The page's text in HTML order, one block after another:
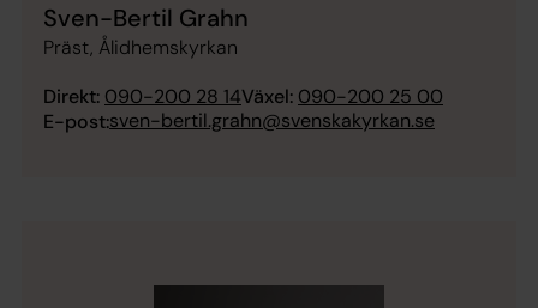
Sven-Bertil Grahn
Präst, Ålidhemskyrkan
Direkt: 090-200 28 14Växel: 090-200 25 00
E-post:sven-bertil.grahn@svenskakyrkan.se